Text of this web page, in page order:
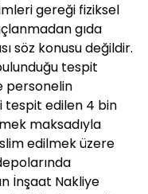
gereği fiziksel
gıda
söz konusu değildir.
tespit
personelin
tespit edilen 4 bin
maksadıyla
edilmek üzere
İnşaat Nakliye